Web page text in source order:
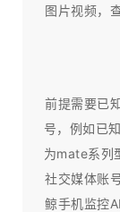
图片视频，
前提需要已
号，例如已
为mate系列
社交媒体账
鲸手机监控